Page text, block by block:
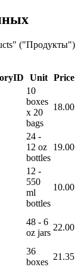
("Продукты")
Unit Price
10
boxes
x 20
bags
18.00
24 -
12 oz
bottles
19.00
12 -
550
ml
bottles
10.00
48 - 6
oz jars
22.00
36
boxes
21.35